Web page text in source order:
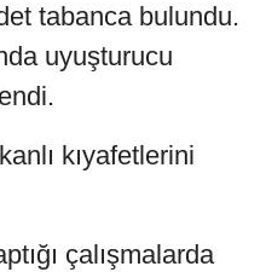
tabanca bulundu.
uyuşturucu
kıyafetlerini
çalışmalarda